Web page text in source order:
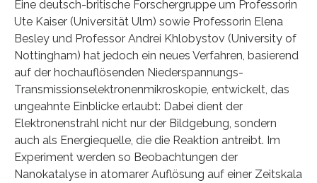
Eine deutsch-britische Forschergruppe um Professorin
Ute Kaiser (Universität Ulm) sowie Professorin Elena
Besley und Professor Andrei Khlobystov (University of
Nottingham) hat jedoch ein neues Verfahren, basierend
auf der hochauflösenden Niederspannungs-
Transmissionselektronenmikroskopie, entwickelt, das
ungeahnte Einblicke erlaubt: Dabei dient der
Elektronenstrahl nicht nur der Bildgebung, sondern
auch als Energiequelle, die die Reaktion antreibt. Im
Experiment werden so Beobachtungen der
Nanokatalyse in atomarer Auflösung auf einer Zeitskala